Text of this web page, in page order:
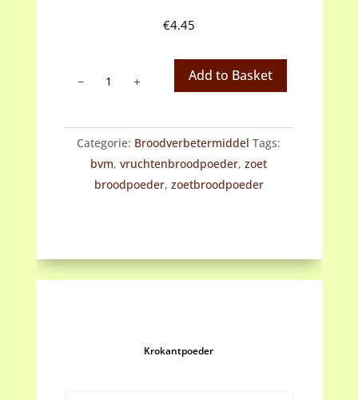
€4.45
Add to Basket
Categorie: Broodverbetermiddel Tags:
bvm,vruchtenbroodpoeder,zoet
broodpoeder, zoetbroodpoeder
Krokantpoeder